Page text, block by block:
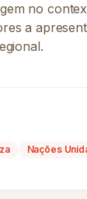
no
a
Nações